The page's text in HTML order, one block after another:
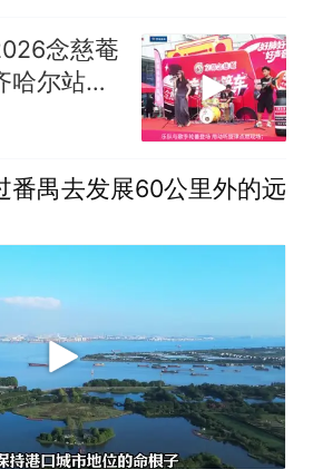
念慈菴
哈尔站回
番禺去发展60公里外的远